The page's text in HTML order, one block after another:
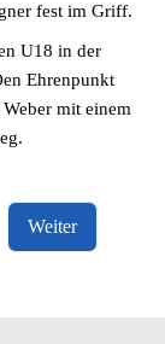
fest im Griff.
U18 in der
Ehrenpunkt
mit einem
Weiter